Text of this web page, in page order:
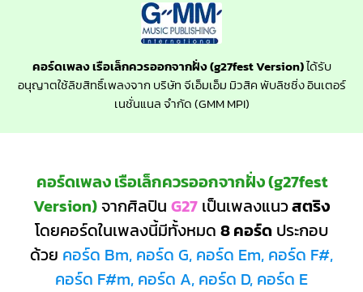
คอร์ดเพลง เรือเล็กควรออกจากฝั่ง (g27fest Version)ได้รับ
อนุญาตใช้ลิขสิทธิ์เพลงจาก บริษัท จีเอ็มเอ็ม มิวสิค พับลิชชิ่ง อินเตอร์
เนชั่นแนล จำกัด (GMM MPI)
คอร์ดเพลง เรือเล็กควรออกจากฝั่ง (g27fest
Version) จากศิลปิน G27 เป็นเพลงแนวสตริง
โดยคอร์ดในเพลงนี้มีทั้งหมด 8 คอร์ด ประกอบ
ด้วย คอร์ด Bm, คอร์ด G, คอร์ด Em, คอร์ด F#,
คอร์ด F#m, คอร์ด A, คอร์ด D, คอร์ด E